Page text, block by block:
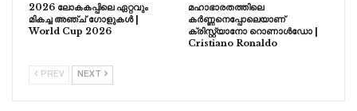
2026 ലോകകപ്പിലെ ഏറ്റവും
മികച്ച അഞ്ച് ഗോളുകൾ |
World Cup 2026
മഹാഭാരതത്തിലെ
കർണ്ണനെപ്പോലെയാണ്
ക്രിസ്റ്റ്യാനോ റൊണാൾഡോ |
Cristiano Ronaldo
PREV NEXT